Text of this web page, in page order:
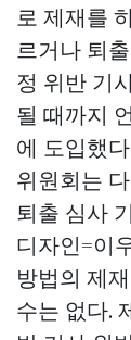
로 제재를
르거나 퇴
정 위반 기
될 때까지
에 도입했
위원회는
퇴출 심사
디자인=이
방법의 제
수는 없다.